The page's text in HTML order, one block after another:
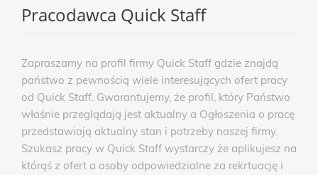
Pracodawca Quick Staff
Zapraszamy na profil firmy Quick Staff gdzie znajdą
państwo z pewnością wiele interesujących ofert pracy
od Quick Staff. Gwarantujemy, że profil, który Państwo
właśnie przeglądają jest aktualny a Ogłoszenia o pracę
przedstawiają aktualny stan i potrzeby naszej firmy.
Szukasz pracy w Quick Staff wystarczy że aplikujesz na
którąś z ofert a osoby odpowiedzialne za rekrtuację i